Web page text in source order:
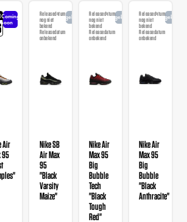
Coming
soon
Air
95
Releasedatum
nog niet
bekend
Releasedatum
onbekend
Aangekondigd
Nike SB
Air Max
95
"Black
Varsity
Maize"
Releasedatum
nog niet
bekend
Releasedatum
onbekend
Aangekondigd
Nike Air
Max 95
Big
Bubble
Tech
"Black
Tough
Red"
Releasedatum
nog niet
bekend
Releasedatum
onbekend
Nike Air
Max 95
Big
Bubble
"Black
Anthracite"